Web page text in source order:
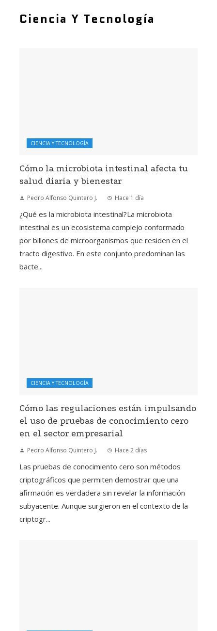
Ciencia Y Tecnología
CIENCIA Y TECNOLOGÍA
Cómo la microbiota intestinal afecta tu
salud diaria y bienestar
Pedro Alfonso Quintero J. Hace 1 día
¿Qué es la microbiota intestinal?La microbiota
intestinal es un ecosistema complejo conformado
por billones de microorganismos que residen en el
tracto digestivo. En este conjunto predominan las
bacte...
CIENCIA Y TECNOLOGÍA
Cómo las regulaciones están impulsando
el uso de pruebas de conocimiento cero
en el sector empresarial
Pedro Alfonso Quintero J. Hace 2 días
Las pruebas de conocimiento cero son métodos
criptográficos que permiten demostrar que una
afirmación es verdadera sin revelar la información
subyacente. Aunque surgieron en el contexto de la
criptogr...